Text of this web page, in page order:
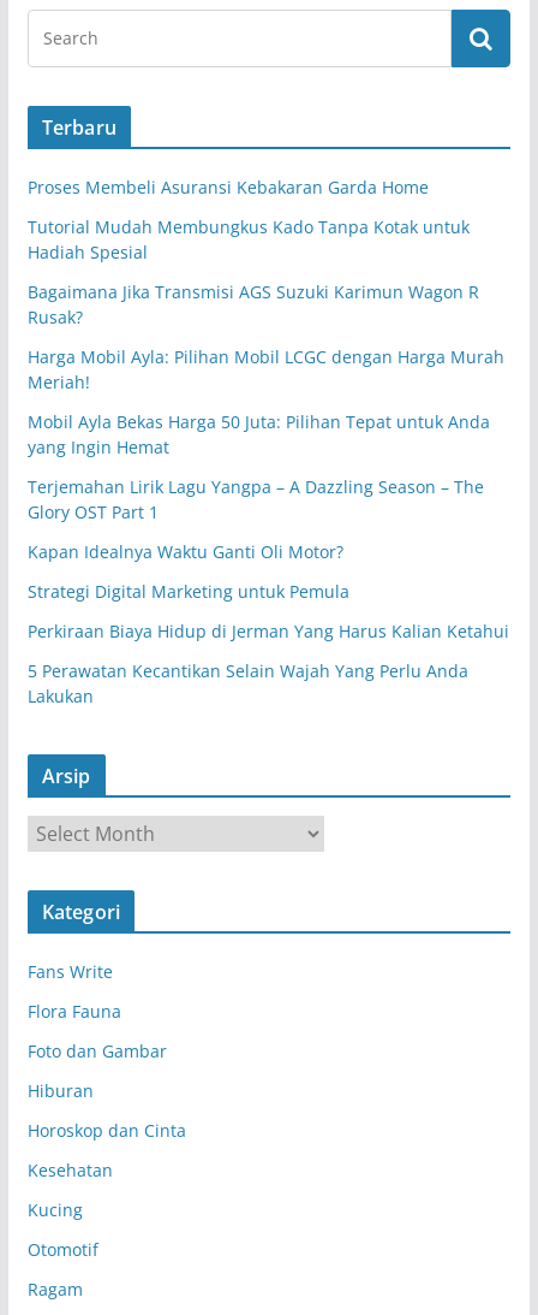
Terbaru
Proses Membeli Asuransi Kebakaran Garda Home
Tutorial Mudah Membungkus Kado Tanpa Kotak untuk
Hadiah Spesial
Bagaimana Jika Transmisi AGS Suzuki Karimun Wagon R
Rusak?
Harga Mobil Ayla: Pilihan Mobil LCGC dengan Harga Murah
Meriah!
Mobil Ayla Bekas Harga 50 Juta: Pilihan Tepat untuk Anda
yang Ingin Hemat
Terjemahan Lirik Lagu Yangpa – A Dazzling Season – The
Glory OST Part 1
Kapan Idealnya Waktu Ganti Oli Motor?
Strategi Digital Marketing untuk Pemula
Perkiraan Biaya Hidup di Jerman Yang Harus Kalian Ketahui
5 Perawatan Kecantikan Selain Wajah Yang Perlu Anda
Lakukan
Arsip
r
s
Kategori
Fans Write
Flora Fauna
Foto dan Gambar
Hiburan
Horoskop dan Cinta
Kesehatan
Kucing
Otomotif
Ragam